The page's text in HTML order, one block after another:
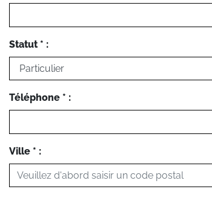
Statut * :
Téléphone * :
Ville * :